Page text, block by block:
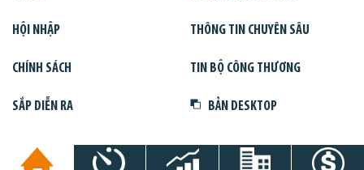
HỘI NHẬP THÔNG TIN CHUYÊN SÂU
CHÍNH SÁCH TIN BỘ CÔNG THƯƠNG
SẮP DIỄN RA BẢN DESKTOP